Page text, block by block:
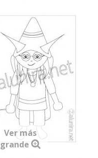
Ver más
grande